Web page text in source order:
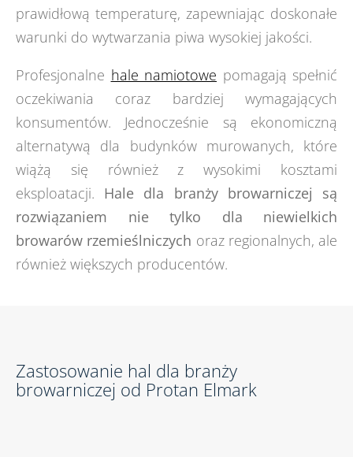
prawidłową temperaturę, zapewniając doskonałe
warunki do wytwarzania piwa wysokiej jakości.
Profesjonalne hale namiotowe pomagają spełnić
oczekiwania coraz bardziej wymagających
konsumentów. Jednocześnie są ekonomiczną
alternatywą dla budynków murowanych, które
wiążą się również z wysokimi kosztami
eksploatacji. Hale dla branży browarniczej są
rozwiązaniem nie tylko dla niewielkich
browarów rzemieślniczych oraz regionalnych, ale
również większych producentów.
Zastosowanie hal dla branży
browarniczej od Protan Elmark